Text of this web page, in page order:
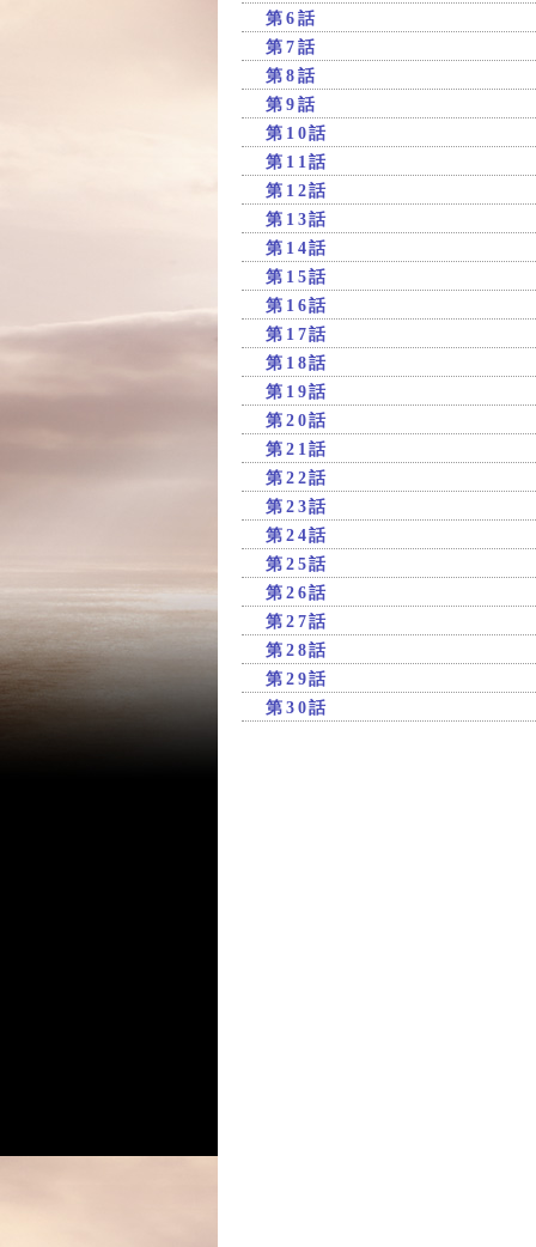
第6話
第7話
第8話
第9話
第10話
第11話
第12話
第13話
第14話
第15話
第16話
第17話
第18話
第19話
第20話
第21話
第22話
第23話
第24話
第25話
第26話
第27話
第28話
第29話
第30話